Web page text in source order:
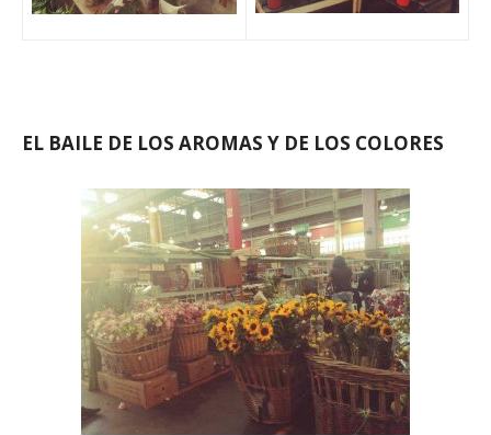
EL BAILE DE LOS AROMAS Y DE LOS COLORES